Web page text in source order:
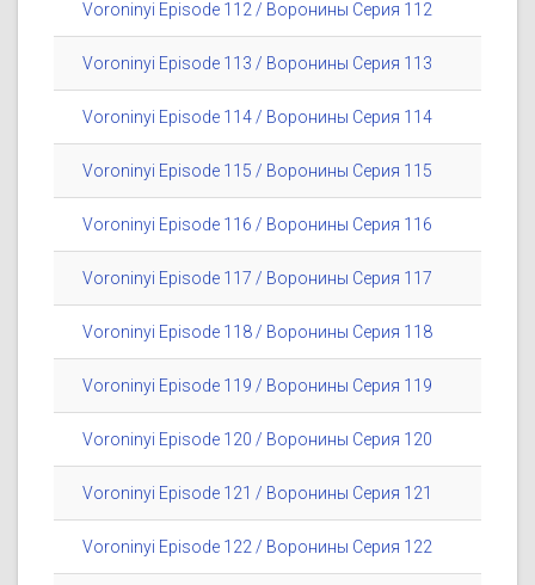
Voroninyi Episode 112 / Воронины Серия 112
Voroninyi Episode 113 / Воронины Серия 113
Voroninyi Episode 114 / Воронины Серия 114
Voroninyi Episode 115 / Воронины Серия 115
Voroninyi Episode 116 / Воронины Серия 116
Voroninyi Episode 117 / Воронины Серия 117
Voroninyi Episode 118 / Воронины Серия 118
Voroninyi Episode 119 / Воронины Серия 119
Voroninyi Episode 120 / Воронины Серия 120
Voroninyi Episode 121 / Воронины Серия 121
Voroninyi Episode 122 / Воронины Серия 122